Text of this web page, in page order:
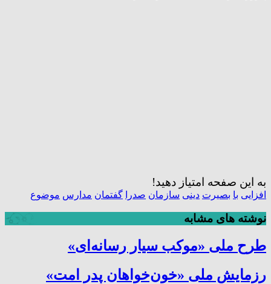
به این صفحه امتیاز دهید!
افزایی با بصیرت دینی سازمان صدرا گفتمان مدارس موضوع
نوشته های مشابه
طرح ملی «موکب سیار رسانه‌ای»
رزمایش ملی «خون‌خواهان پدر امت»